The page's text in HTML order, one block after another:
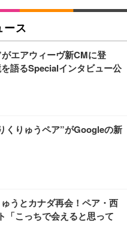
ム ワイドモニター対応 17~49
SS11BK
ム ディスプレイアーム シン
チ対応 耐荷重9kg VESA規格
トアダプターブラケット モニ
DPAＷQB01BK
ム 17~49インチ対応 耐荷重2
VESA ロングアーム ワイドモ
SL07BK
ットシーツ 厚型 ワイド 42枚
収面:ライトブルー)
・オムツ L 中型犬用 26枚入
ベーシック) 【Amazon.co.jp
イリスオーヤマ ペットシーツ
枚入 (x 1) (ケース販売)
トシーツ 超厚型 お徳用 レギ
限定】
チェア／デスクチェア メッシ
ない ブラック
デスクチェア 疲れない テレ
クレスト 30度ロッキング機
ート 90度跳ね上げ式アーム
ハンガー付き 高反発クッシ
チェア (ブラック)
デスクチェア 疲れない テレ
クレスト 30度ロッキング機
ート 90度跳ね上げ式アーム
チェア (ホワイト)
ェア デスクチェア 肘なし メ
サポート付き 腰サポート ガ
回転 キャスター付き コンパク
ース
エアウィーヴ新CMに登
語るSpecialインタビュー公
くりゅうペア”がGoogleの新
うとカナダ再会！ペア・西
「こっちで会えると思って